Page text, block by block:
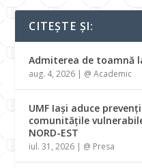
CITEȘTE ȘI:
Admiterea de toamnă
aug. 4, 2026 | @ Academic
UMF Iași aduce
comunitățile
NORD-EST
iul. 31, 2026 | @ Presa